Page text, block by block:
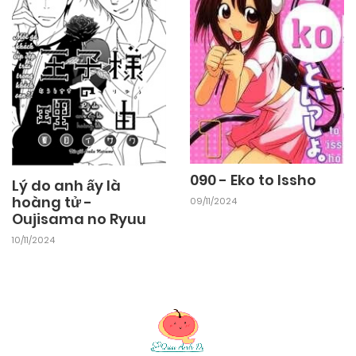
Chapter 130 09/11/2024
Chapter 129 09/11/2024
Chapter 128 09/11/2024
Chapter 127 09/11/2024
Chapter 126
Lý do anh ấy là
hoàng tử -
Oujisama no Ryuu
10/11/2024
090 - Eko to Issho
09/11/2024